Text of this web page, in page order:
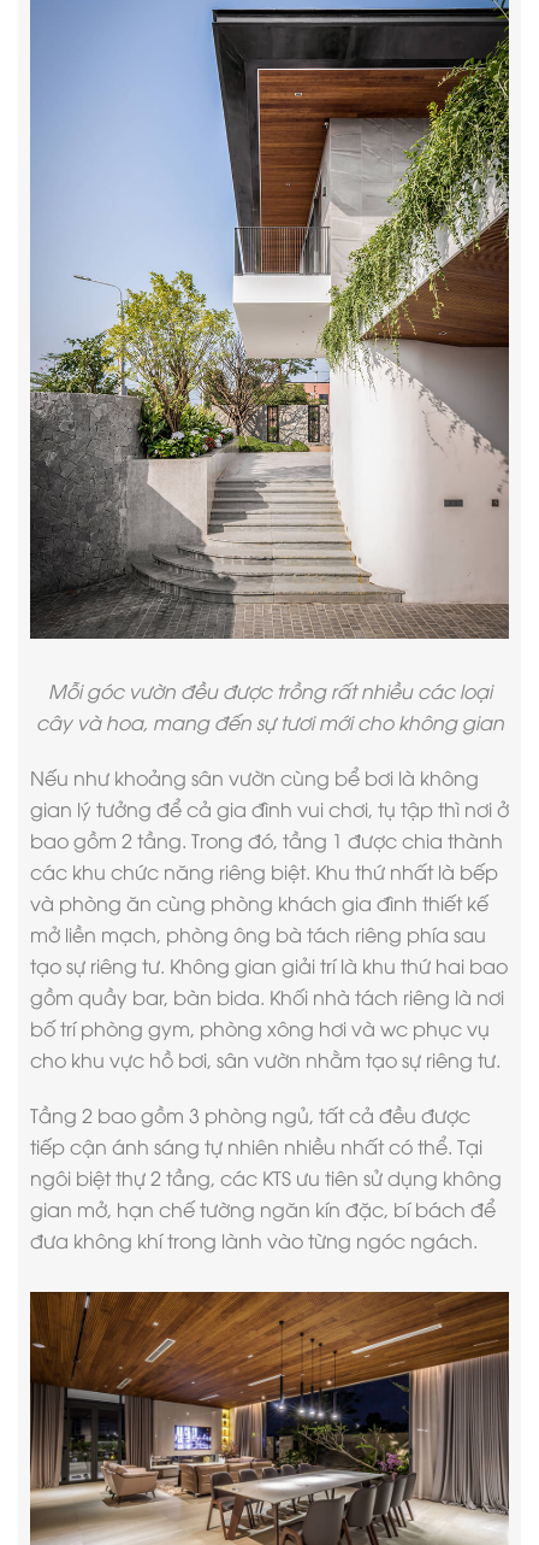
Mỗi góc vườn đều được trồng rất nhiều các loại
cây và hoa, mang đến sự tươi mới cho không gian
Nếu như khoảng sân vườn cùng bể bơi là không
gian lý tưởng để cả gia đình vui chơi, tụ tập thì nơi ở
bao gồm 2 tầng. Trong đó, tầng 1 được chia thành
các khu chức năng riêng biệt. Khu thứ nhất là bếp
và phòng ăn cùng phòng khách gia đình thiết kế
mở liền mạch, phòng ông bà tách riêng phía sau
tạo sự riêng tư. Không gian giải trí là khu thứ hai bao
gồm quầy bar, bàn bida. Khối nhà tách riêng là nơi
bố trí phòng gym, phòng xông hơi và wc phục vụ
cho khu vực hồ bơi, sân vườn nhằm tạo sự riêng tư.
Tầng 2 bao gồm 3 phòng ngủ, tất cả đều được
tiếp cận ánh sáng tự nhiên nhiều nhất có thể. Tại
ngôi biệt thự 2 tầng, các KTS ưu tiên sử dụng không
gian mở, hạn chế tường ngăn kín đặc, bí bách để
đưa không khí trong lành vào từng ngóc ngách.